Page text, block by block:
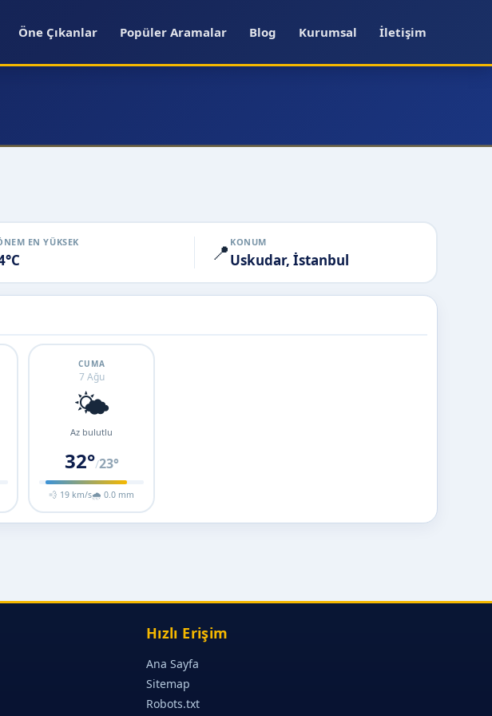
Öne Çıkanlar Popüler Aramalar Blog Kurumsal İletişim
EN YÜKSEK 📍 KONUM
Uskudar, İstanbul
CUMA
7 Ağu
🌤️
Az bulutlu
32°/23°
💨 19 km/s🌧 0.0 mm
Hızlı Erişim
Ana Sayfa
Sitemap
Robots.txt